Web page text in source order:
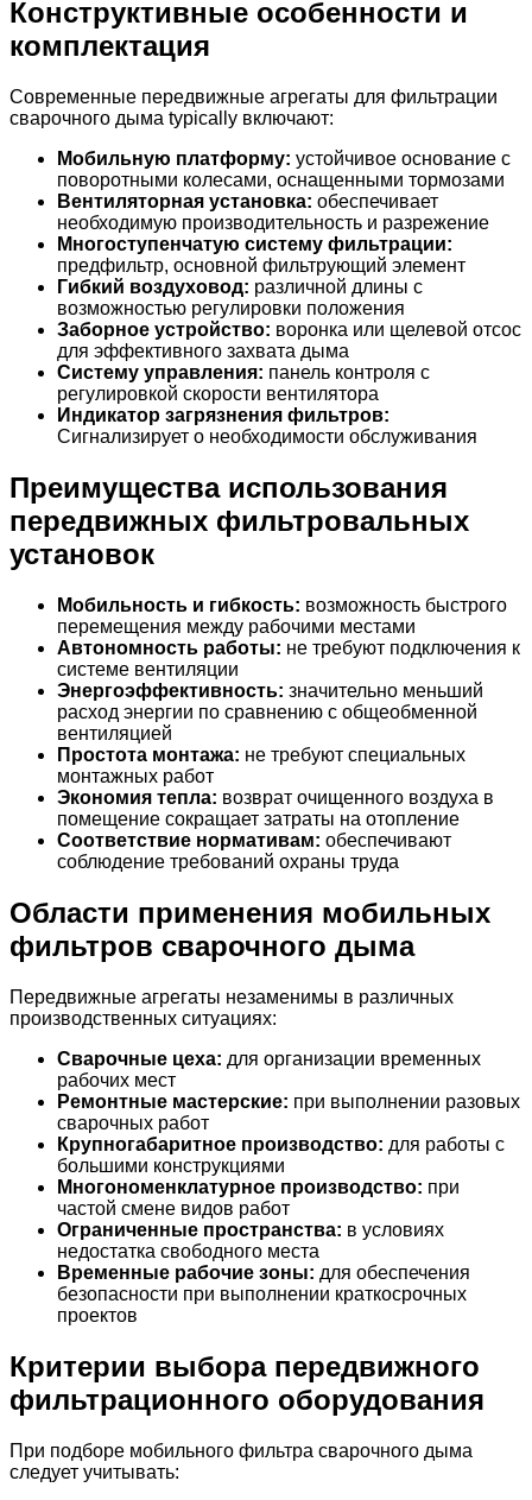
Конструктивные особенности и
комплектация
Современные передвижные агрегаты для фильтрации
сварочного дыма typically включают:
Мобильную платформу: устойчивое основание с
поворотными колесами, оснащенными тормозами
Вентиляторная установка: обеспечивает
необходимую производительность и разрежение
Многоступенчатую систему фильтрации:
предфильтр, основной фильтрующий элемент
Гибкий воздуховод: различной длины с
возможностью регулировки положения
Заборное устройство: воронка или щелевой отсос
для эффективного захвата дыма
Систему управления: панель контроля с
регулировкой скорости вентилятора
Индикатор загрязнения фильтров:
Сигнализирует о необходимости обслуживания
Преимущества использования
передвижных фильтровальных
установок
Мобильность и гибкость: возможность быстрого
перемещения между рабочими местами
Автономность работы: не требуют подключения к
системе вентиляции
Энергоэффективность: значительно меньший
расход энергии по сравнению с общеобменной
вентиляцией
Простота монтажа: не требуют специальных
монтажных работ
Экономия тепла: возврат очищенного воздуха в
помещение сокращает затраты на отопление
Соответствие нормативам: обеспечивают
соблюдение требований охраны труда
Области применения мобильных
фильтров сварочного дыма
Передвижные агрегаты незаменимы в различных
производственных ситуациях:
Сварочные цеха: для организации временных
рабочих мест
Ремонтные мастерские: при выполнении разовых
сварочных работ
Крупногабаритное производство: для работы с
большими конструкциями
Многономенклатурное производство: при
частой смене видов работ
Ограниченные пространства: в условиях
недостатка свободного места
Временные рабочие зоны: для обеспечения
безопасности при выполнении краткосрочных
проектов
Критерии выбора передвижного
фильтрационного оборудования
При подборе мобильного фильтра сварочного дыма
следует учитывать: